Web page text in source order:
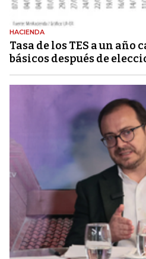
HACIENDA
Tasa de los TES a un año
básicos después de